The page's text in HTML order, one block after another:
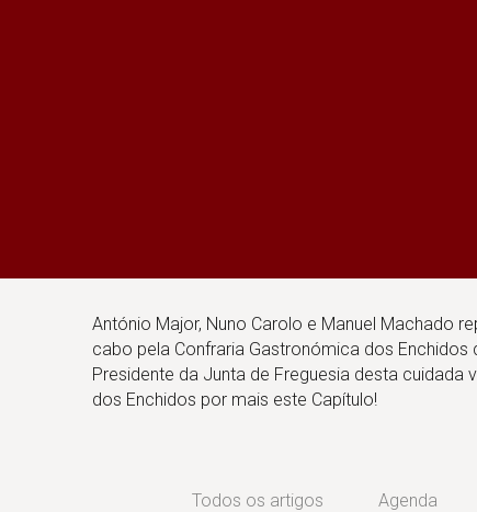
António Major, Nuno Carolo e Manuel Machado
cabo pela Confraria Gastronómica dos
Presidente da Junta de Freguesia desta
dos Enchidos por mais este Capítulo!
Todos os artigos Agenda